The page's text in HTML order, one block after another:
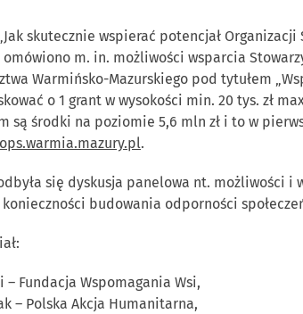
skutecznie wspierać potencjał
m. in. możliwości wsparcia
Warmińsko-Mazurskiego pod tytułem
o 1 grant w wysokości min. 20 tys. zł
są środki na poziomie 5,6 mln zł i to w
.
się dyskusja panelowa nt. możliwości
budowania odporności
– Fundacja Wspomagania Wsi,
– Polska Akcja Humanitarna,